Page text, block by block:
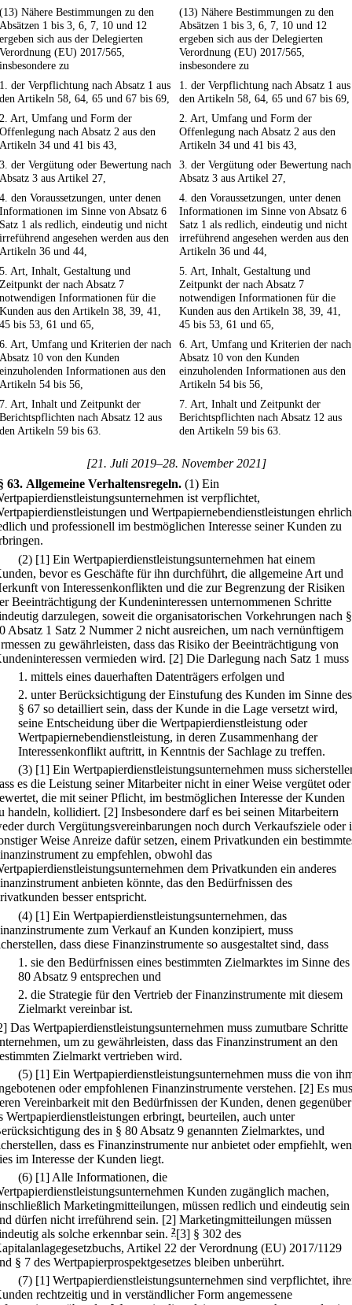
(13) Nähere Bestimmungen zu den
Absätzen 1 bis 3, 6, 7, 10 und 12
ergeben sich aus der Delegierten
Verordnung (EU) 2017/565,
insbesondere zu
(13) Nähere Bestimmungen zu den
Absätzen 1 bis 3, 6, 7, 10 und 12
ergeben sich aus der Delegierten
Verordnung (EU) 2017/565,
insbesondere zu
1. der Verpflichtung nach Absatz 1 aus
den Artikeln 58, 64, 65 und 67 bis 69,
1. der Verpflichtung nach Absatz 1 aus
den Artikeln 58, 64, 65 und 67 bis 69,
2. Art, Umfang und Form der
Offenlegung nach Absatz 2 aus den
Artikeln 34 und 41 bis 43,
2. Art, Umfang und Form der
Offenlegung nach Absatz 2 aus den
Artikeln 34 und 41 bis 43,
3. der Vergütung oder Bewertung nach
Absatz 3 aus Artikel 27,
3. der Vergütung oder Bewertung nach
Absatz 3 aus Artikel 27,
4. den Voraussetzungen, unter denen
Informationen im Sinne von Absatz 6
Satz 1 als redlich, eindeutig und nicht
irreführend angesehen werden aus den
Artikeln 36 und 44,
4. den Voraussetzungen, unter denen
Informationen im Sinne von Absatz 6
Satz 1 als redlich, eindeutig und nicht
irreführend angesehen werden aus den
Artikeln 36 und 44,
5. Art, Inhalt, Gestaltung und
Zeitpunkt der nach Absatz 7
notwendigen Informationen für die
Kunden aus den Artikeln 38, 39, 41,
45 bis 53, 61 und 65,
5. Art, Inhalt, Gestaltung und
Zeitpunkt der nach Absatz 7
notwendigen Informationen für die
Kunden aus den Artikeln 38, 39, 41,
45 bis 53, 61 und 65,
6. Art, Umfang und Kriterien der nach
Absatz 10 von den Kunden
einzuholenden Informationen aus den
Artikeln 54 bis 56,
6. Art, Umfang und Kriterien der nach
Absatz 10 von den Kunden
einzuholenden Informationen aus den
Artikeln 54 bis 56,
7. Art, Inhalt und Zeitpunkt der
Berichtspflichten nach Absatz 12 aus
den Artikeln 59 bis 63.
7. Art, Inhalt und Zeitpunkt der
Berichtspflichten nach Absatz 12 aus
den Artikeln 59 bis 63.
[21. Juli 2019–28. November 2021]
63. Allgemeine Verhaltensregeln. (1) Ein
ist verpflichtet,
und Wertpapiernebendienstleistungen
und professionell im bestmöglichen Interesse seiner Kunden zu
(2) [1] Ein Wertpapierdienstleistungsunternehmen hat einem
bevor es Geschäfte für ihn durchführt, die allgemeine Art und
von Interessenkonflikten und die zur Begrenzung der Risiken
Beeinträchtigung der Kundeninteressen unternommenen Schritte
darzulegen, soweit die organisatorischen Vorkehrungen nach §
Absatz 1 Satz 2 Nummer 2 nicht ausreichen, um nach vernünftigem
zu gewährleisten, dass das Risiko der Beeinträchtigung von
vermieden wird. [2] Die Darlegung nach Satz 1 muss
1. mittels eines dauerhaften Datenträgers erfolgen und
2. unter Berücksichtigung der Einstufung des Kunden im Sinne des
§ 67 so detailliert sein, dass der Kunde in die Lage versetzt wird,
seine Entscheidung über die Wertpapierdienstleistung oder
Wertpapiernebendienstleistung, in deren Zusammenhang der
Interessenkonflikt auftritt, in Kenntnis der Sachlage zu treffen.
(3) [1] Ein Wertpapierdienstleistungsunternehmen muss
es die Leistung seiner Mitarbeiter nicht in einer Weise vergütet oder
die mit seiner Pflicht, im bestmöglichen Interesse der Kunden
handeln, kollidiert. [2] Insbesondere darf es bei seinen Mitarbeitern
durch Vergütungsvereinbarungen noch durch Verkaufsziele oder
Weise Anreize dafür setzen, einem Privatkunden ein
zu empfehlen, obwohl das
dem Privatkunden ein anderes
anbieten könnte, das den Bedürfnissen des
besser entspricht.
(4) [1] Ein Wertpapierdienstleistungsunternehmen, das
zum Verkauf an Kunden konzipiert, muss
dass diese Finanzinstrumente so ausgestaltet sind, dass
1. sie den Bedürfnissen eines bestimmten Zielmarktes im Sinne des
80 Absatz 9 entsprechen und
2. die Strategie für den Vertrieb der Finanzinstrumente mit diesem
Zielmarkt vereinbar ist.
Das Wertpapierdienstleistungsunternehmen muss zumutbare Schritte
um zu gewährleisten, dass das Finanzinstrument an den
Zielmarkt vertrieben wird.
(5) [1] Ein Wertpapierdienstleistungsunternehmen muss die von
oder empfohlenen Finanzinstrumente verstehen. [2] Es
Vereinbarkeit mit den Bedürfnissen der Kunden, denen gegenüber
Wertpapierdienstleistungen erbringt, beurteilen, auch unter
des in § 80 Absatz 9 genannten Zielmarktes, und
dass es Finanzinstrumente nur anbietet oder empfiehlt,
im Interesse der Kunden liegt.
(6) [1] Alle Informationen, die
Kunden zugänglich machen,
Marketingmitteilungen, müssen redlich und eindeutig sein
dürfen nicht irreführend sein. [2] Marketingmitteilungen müssen
als solche erkennbar sein. 2[3] § 302 des
Artikel 22 der Verordnung (EU) 2017/1129
§ 7 des Wertpapierprospektgesetzes bleiben unberührt.
(7) [1] Wertpapierdienstleistungsunternehmen sind verpflichtet,
rechtzeitig und in verständlicher Form angemessene